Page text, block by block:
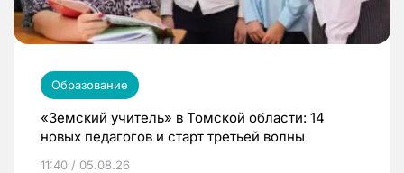
Образование
«Земский учитель» в Томской области: 14
новых педагогов и старт третьей волны
11:40 / 05.08.26